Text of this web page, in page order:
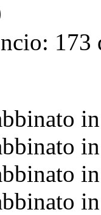
173